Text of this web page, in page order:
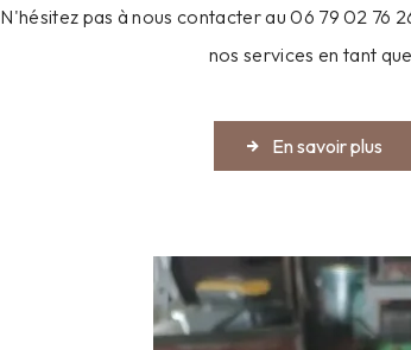
N'hésitez pas à nous contacter au 06 79 02 76
nos services en tant
En savoir plus